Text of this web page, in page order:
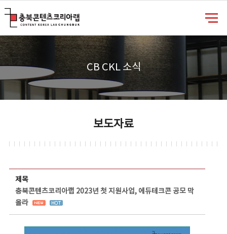
CB CKL 소식
보도자료
제목
충북콘텐츠코리아랩 2023년 첫 지원사업, 에듀테크콘 공모 막
올라